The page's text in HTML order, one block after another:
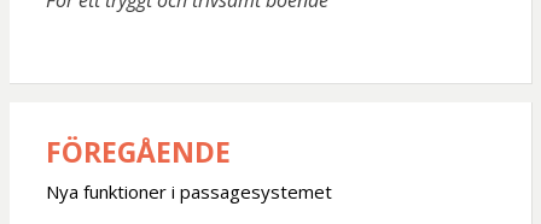
Inläggsnavigering
FÖREGÅENDE
Nya funktioner i passagesystemet